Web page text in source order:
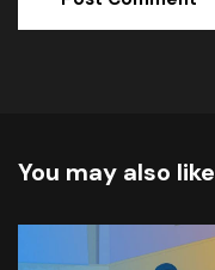
You may also like